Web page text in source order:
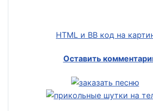
HTML и BB код на
Оставить